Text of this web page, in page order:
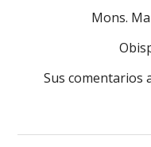
Mons.
Sus comentarios